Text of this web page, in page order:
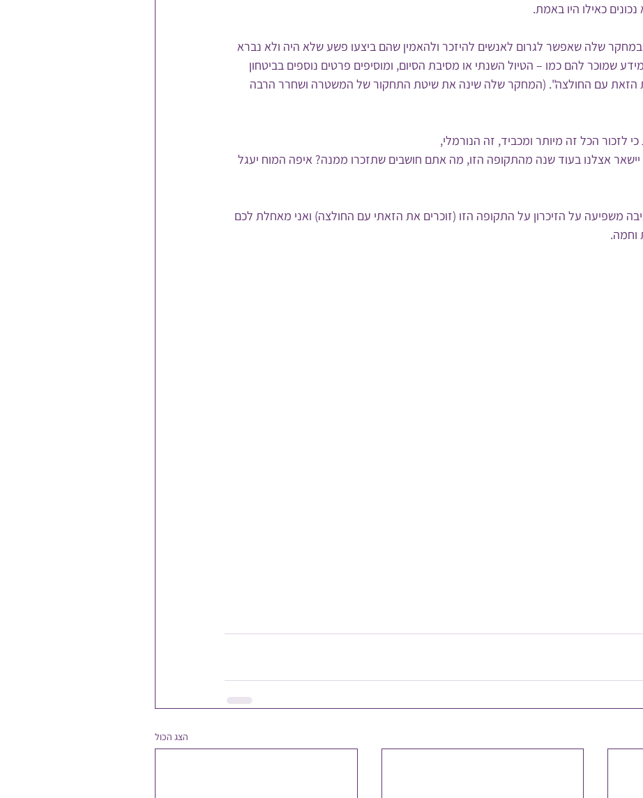
כאילו היו באמת.
במחקר שלה שאפשר לגרום לאנשים להיזכר ולהאמין שהם ביצעו פשע שלא היה ולא נברא
שמוכר להם כמו – הטיול השנתי או מסיבת הסיום, ומוסיפים פרטים נוספים בביטחון
הזאת עם החולצה". (המחקר שלה שינה את שיטת התחקור של המשטרה ושחרר הרבה
כי לזכור הכל זה מיותר ומכביד, זה הנורמלי,
יישאר אצלנו בעוד שנה מהתקופה הזו, מה אתם חושבים שתזכרו ממנה? איפה המוח יעגל
משפיעה על הזיכרון על התקופה הזו (זוכרים את הזאתי עם החולצה) ואני מאחלת לכם
וחמה.
הצג הכול